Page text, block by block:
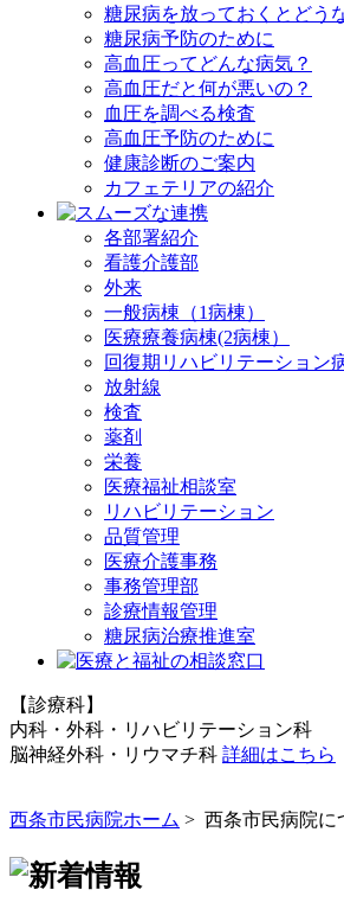
糖尿病を放っておくとどう
糖尿病予防のために
高血圧ってどんな病気？
高血圧だと何が悪いの？
血圧を調べる検査
高血圧予防のために
健康診断のご案内
カフェテリアの紹介
各部署紹介
看護介護部
外来
一般病棟（1病棟）
医療療養病棟(2病棟）
回復期リハビリテーション
放射線
検査
薬剤
栄養
医療福祉相談室
リハビリテーション
品質管理
医療介護事務
事務管理部
診療情報管理
糖尿病治療推進室
【診療科】
内科・外科・リハビリテーション科
脳神経外科・リウマチ科 詳細はこちら
西条市民病院ホーム > 西条市民病院に